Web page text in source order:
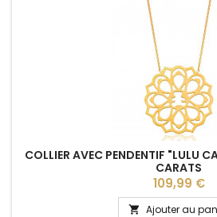
COLLIER AVEC PENDENTIF "LULU
CARATS
Prix
109,99 €
 Ajouter au